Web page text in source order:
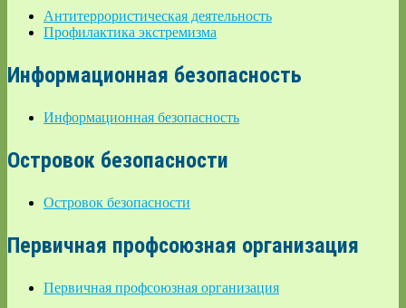
Антитеррористическая деятельность
Профилактика экстремизма
Информационная безопасность
Информационная безопасность
Островок безопасности
Островок безопасности
Первичная профсоюзная организация
Первичная профсоюзная организация